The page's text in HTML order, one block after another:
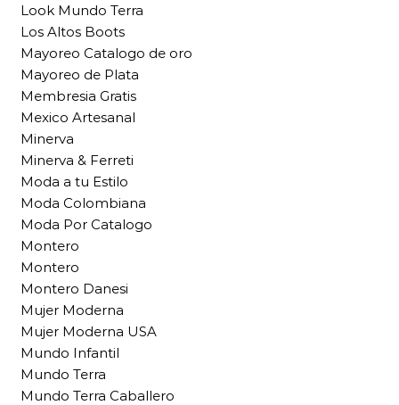
Look Mundo Terra
Los Altos Boots
Mayoreo Catalogo de oro
Mayoreo de Plata
Membresia Gratis
Mexico Artesanal
Minerva
Minerva & Ferreti
Moda a tu Estilo
Moda Colombiana
Moda Por Catalogo
Montero
Montero
Montero Danesi
Mujer Moderna
Mujer Moderna USA
Mundo Infantil
Mundo Terra
Mundo Terra Caballero